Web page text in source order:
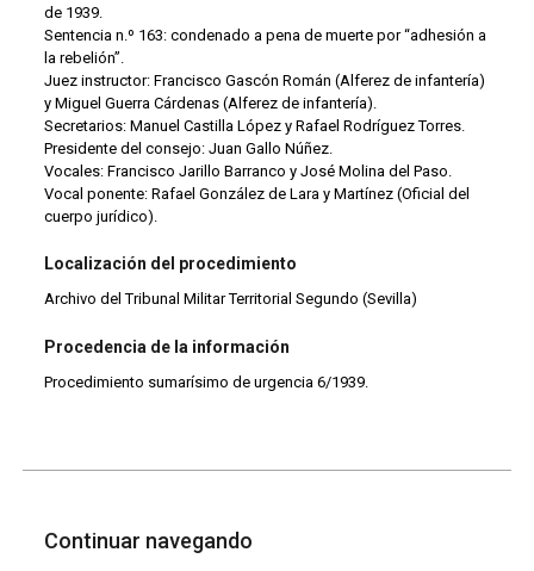
de 1939.
Sentencia n.º 163: condenado a pena de muerte por “adhesión a
la rebelión”.
Juez instructor: Francisco Gascón Román (Alferez de infantería)
y Miguel Guerra Cárdenas (Alferez de infantería).
Secretarios: Manuel Castilla López y Rafael Rodríguez Torres.
Presidente del consejo: Juan Gallo Núñez.
Vocales: Francisco Jarillo Barranco y José Molina del Paso.
Vocal ponente: Rafael González de Lara y Martínez (Oficial del
cuerpo jurídico).
Localización del procedimiento
Archivo del Tribunal Militar Territorial Segundo (Sevilla)
Procedencia de la información
Procedimiento sumarísimo de urgencia 6/1939.
Continuar navegando